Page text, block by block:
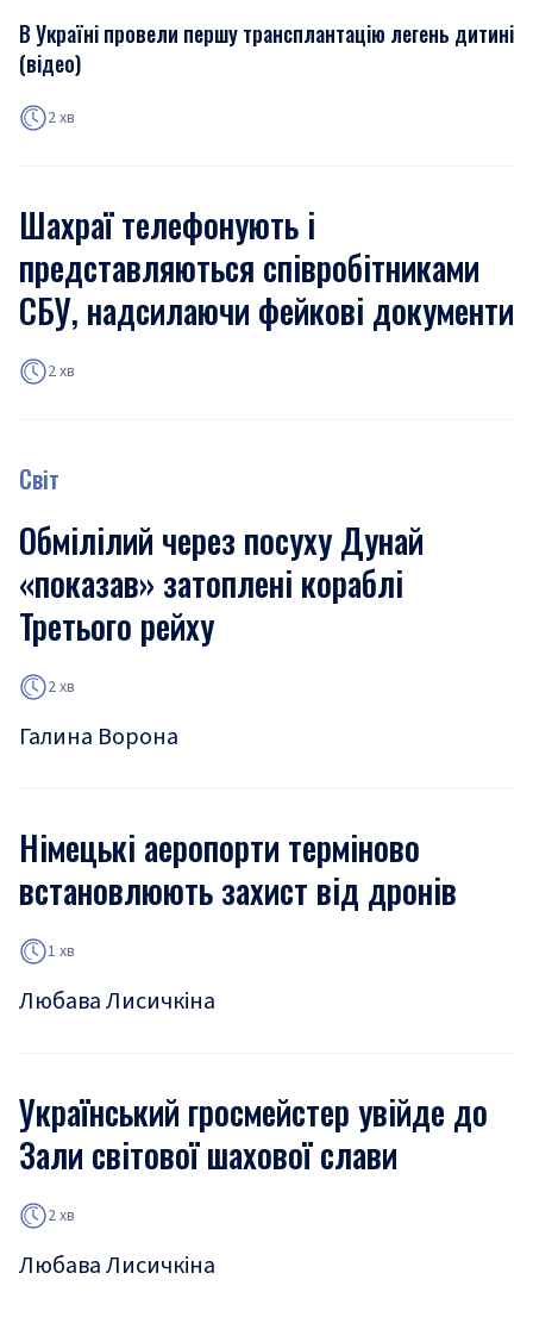
В Україні провели першу трансплантацію легень дитині
(відео)
2 хв
Шахраї телефонують і
представляються співробітниками
СБУ, надсилаючи фейкові документи
2 хв
Світ
Обмілілий через посуху Дунай
«показав» затоплені кораблі
Третього рейху
2 хв
Галина Ворона
Німецькі аеропорти терміново
встановлюють захист від дронів
1 хв
Любава Лисичкіна
Український гросмейстер увійде до
Зали світової шахової слави
2 хв
Любава Лисичкіна